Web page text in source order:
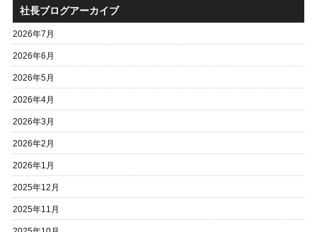
社長ブログアーカイブ
2026年7月
2026年6月
2026年5月
2026年4月
2026年3月
2026年2月
2026年1月
2025年12月
2025年11月